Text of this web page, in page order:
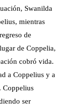
Swanilda
mientras
de
de Coppelia,
cobró vida.
a Coppelius y a
Coppelius
ser